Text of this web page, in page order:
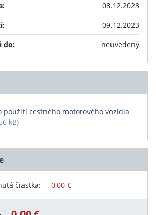
08.12.2023
09.12.2023
do:
neuvedený
použití cestného motorového vozidla
kB)
čiastka: 0,00 €